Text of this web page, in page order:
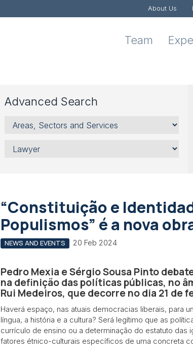
About Us
Team
Advanced Search
Areas,
Sectors
Services
Lawyer
“Constituição e
Populismos” é a nova
NEWS AND EVENTS 20 Feb 2024
Pedro Mexia e Sérgio Sousa Pinto
na definição das políticas públicas, no
Rui Medeiros, que decorre no dia 21 de
Haverá espaço, nas atuais democracias liberais, para
língua, a história e a cultura? Será legítimo que as
currículo de ensino ou a determinação do estatuto
fatores étnico-culturais específicos de uma concreta